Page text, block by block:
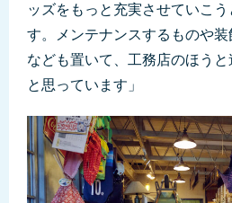
ッズをもっと充実させていこ
す。メンテナンスするものや
なども置いて、工務店のほう
と思っています」